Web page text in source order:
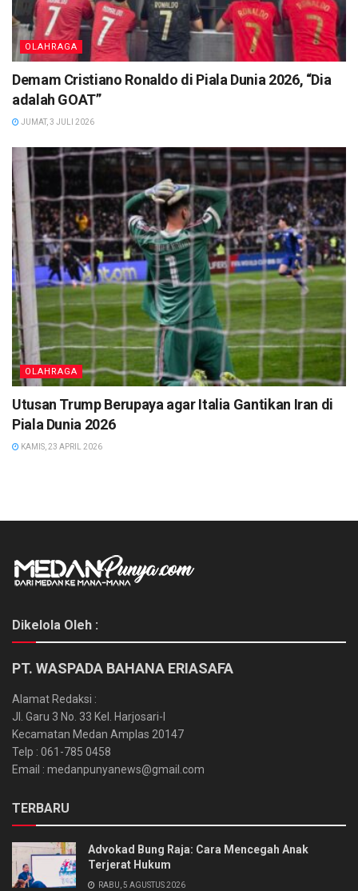
OLAHRAGA
Demam Cristiano Ronaldo di Piala Dunia 2026, “Dia
adalah GOAT”
JUMAT, 3 JULI 2026
OLAHRAGA
Utusan Trump Berupaya agar Italia Gantikan Iran di
Piala Dunia 2026
KAMIS, 23 APRIL 2026
Dikelola Oleh :
PT. WASPADA BAHANA ERIASAFA
Alamat Redaksi :
Jl. Garu 3 No. 33 Kel. Harjosari-I
Kecamatan Medan Amplas 20147
Telp : 061-785 0458
Email : medanpunyanews@gmail.com
TERBARU
Advokad Bung Raja: Cara Mencegah Anak
Terjerat Hukum
RABU, 5 AGUSTUS 2026